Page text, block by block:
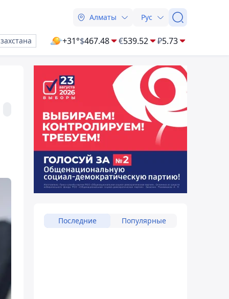
Алматы Рус
+31°$467.48 €539.52 ₽5.73
Последние Популярные